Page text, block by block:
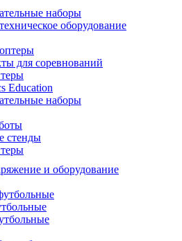
наборы
оборудование
для соревнований
Education
наборы
стенды
и оборудование